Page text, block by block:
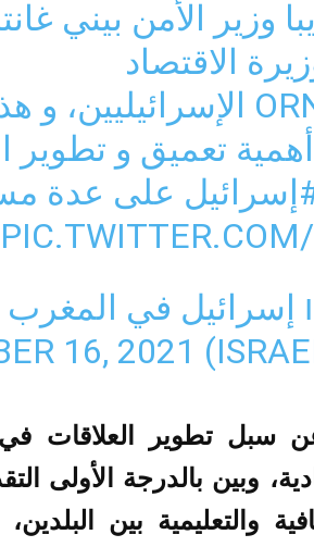
وزير الأمن بيني
الاقتصاد
الإسرائيليين، و
تعميق و تطوير
على عدة
إسرائيل في المغرب
16, 2021
سبل تطوير العلاقات
وبين بالدرجة الأولى
والتعليمية بين